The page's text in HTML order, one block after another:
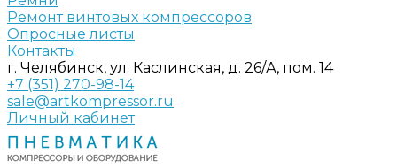
Ремонт винтовых компрессоров
Опросные листы
Контакты
г. Челябинск, ул. Каслинская, д. 26/А, пом. 14
+7 (351) 270-98-14
sale@artkompressor.ru
Личный кабинет